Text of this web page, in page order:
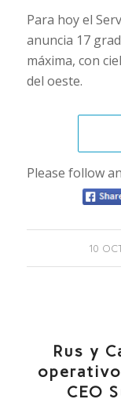
Para hoy el
anuncia 17
máxima, con
del oeste.
Please follow
10
Rus y
CEO